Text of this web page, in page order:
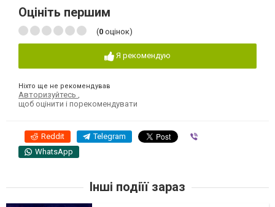
Оцініть першим
(0 оцінок)
Я рекомендую
Ніхто ще не рекомендував
Авторизуйтесь
щоб оцінити і порекомендувати
Reddit Telegram
WhatsApp
Інші подіїї зараз